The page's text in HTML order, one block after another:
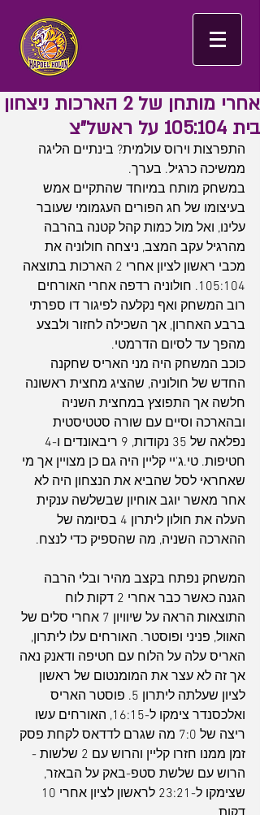
אחרי מותחן של 2 הארכות ניצחון
בית 105:104 על ראשל"צ
התפרצות וירוס עולמית? בינתיים הליגה
ממשיכה כרגיל. בערך.
במשחק מותח במיוחד שהתקיים אמש
בעיצומו של חג הפורים העגמומי שעובר
עלינו, ואל מול כמות קהל קטנה בהרבה
מהרגיל עקב המצב, ניצחה חולוניה את
מכבי ראשון לציון אחרי 2 הארכות בתוצאה
105:104. חולוניה רדפה אחרי האורחים
רוב המשחק ואף נקלעה לפיגור דו ספרתי
ברבע האחרון, אך השכילה לחזור ולבצע
מהפך עד לסיום הדרמטי.
כוכב המשחק היה מני האריס שחקנה
החדש של חולוניה, שהציג מחצית ראשונה
חלשה אך התפוצץ במחצית השניה
ובהארכה וסיים עם שורה סטטיסטית
חטיפות. טי.ג'יי קליין היה גם כן מצויין אך מי
שאחראי לסל שהביא את הנצחון היה לא
אחר מאשר יוגב אוחיון שבשלשה ענקית
העלה את חולון ליתרון 4 בסיומה של
ההארכה השניה, מה שהספיק כדי לנצח.
המשחק נפתח בקצב מהיר ובלי הרבה
הגנה כאשר כבר אחרי 2 דקות לוח
התוצאות הראה על שיוויון 7 אחרי סלים של
האוול, פניני ופוסטר. האורחים עלו ליתרון,
האריס עלה על הלוח עם חטיפה ודאנק נאה
אך זה לא עצר את המומנטום של ראשון
לציון שעלתה ליתרון 5. פוסטר האריס
ואלכסנדר צימקו ל-16:15, האורחים עשו
ריצה של 7:0 מה שגרם לדדאס לקחת פסק
זמן ממנו חזרו קליין והרוש עם 2 שלשות -
הרוש עם שלשת סטפ-באק על הבאזר,